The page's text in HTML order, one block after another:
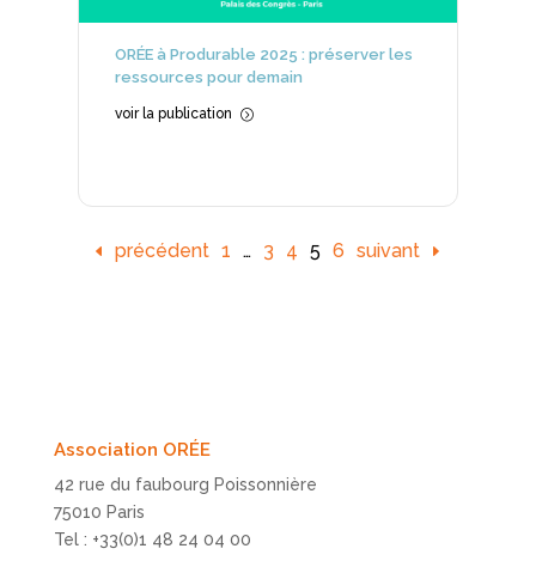
ORÉE à Produrable 2025 : préserver les
ressources pour demain
voir la publication =
précédent 1 … 3 4 5 6 suivant
Association ORÉE
42 rue du faubourg Poissonnière
75010 Paris
Tel : +33(0)1 48 24 04 00